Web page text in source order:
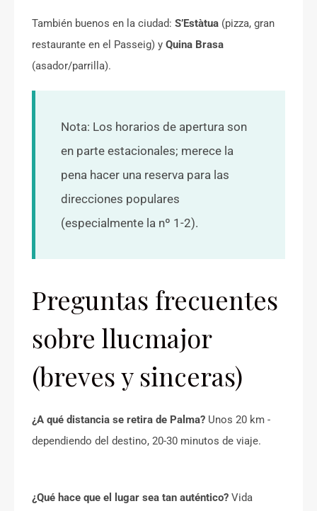
También buenos en la ciudad: S’Estàtua (pizza, gran
restaurante en el Passeig) y Quina Brasa
(asador/parrilla).
Nota: Los horarios de apertura son
en parte estacionales; merece la
pena hacer una reserva para las
direcciones populares
(especialmente la nº 1-2).
Preguntas frecuentes
sobre llucmajor
(breves y sinceras)
¿A qué distancia se retira de Palma? Unos 20 km -
dependiendo del destino, 20-30 minutos de viaje.
¿Qué hace que el lugar sea tan auténtico? Vida